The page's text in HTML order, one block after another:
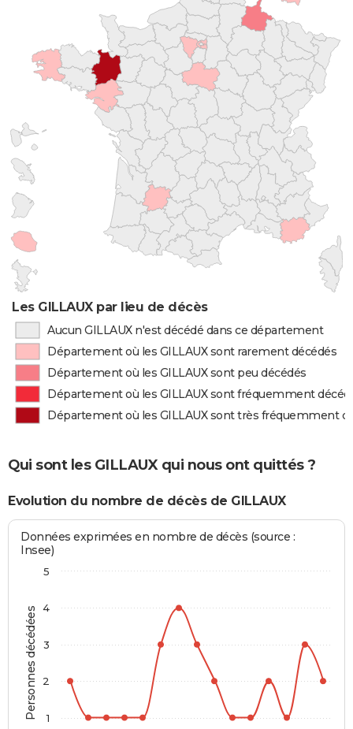
Les GILLAUX par lieu de décès
Aucun GILLAUX n'est décédé dans ce département
Département où les GILLAUX sont rarement décédés
Département où les GILLAUX sont peu décédés
Département où les GILLAUX sont fréquemment
Département où les GILLAUX sont très fréquemment
Qui sont les GILLAUX qui nous ont quittés ?
Evolution du nombre de décès de GILLAUX
Personnes décédées
Données exprimées en nombre de décès (source :
Insee)
1
2
3
4
5